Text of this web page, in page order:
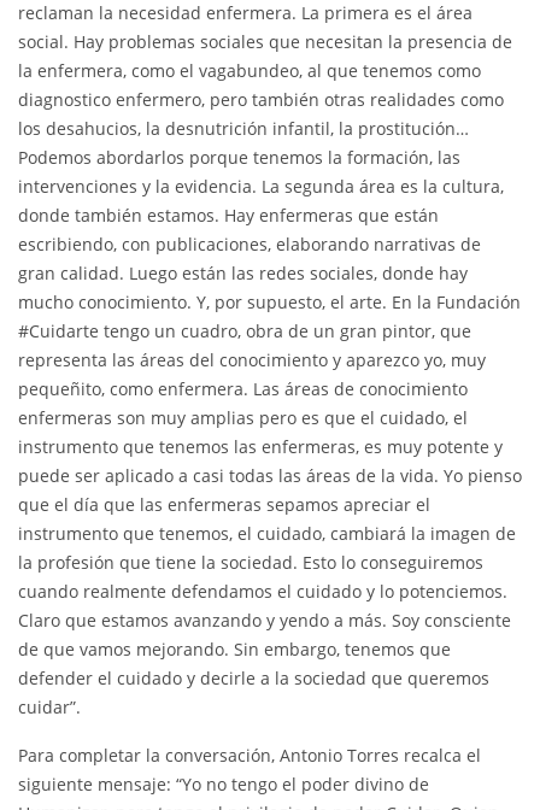
reclaman la necesidad enfermera. La primera es el área
social. Hay problemas sociales que necesitan la presencia de
la enfermera, como el vagabundeo, al que tenemos como
diagnostico enfermero, pero también otras realidades como
los desahucios, la desnutrición infantil, la prostitución…
Podemos abordarlos porque tenemos la formación, las
intervenciones y la evidencia. La segunda área es la cultura,
donde también estamos. Hay enfermeras que están
escribiendo, con publicaciones, elaborando narrativas de
gran calidad. Luego están las redes sociales, donde hay
mucho conocimiento. Y, por supuesto, el arte. En la Fundación
#Cuidarte tengo un cuadro, obra de un gran pintor, que
representa las áreas del conocimiento y aparezco yo, muy
pequeñito, como enfermera. Las áreas de conocimiento
enfermeras son muy amplias pero es que el cuidado, el
instrumento que tenemos las enfermeras, es muy potente y
puede ser aplicado a casi todas las áreas de la vida. Yo pienso
que el día que las enfermeras sepamos apreciar el
instrumento que tenemos, el cuidado, cambiará la imagen de
la profesión que tiene la sociedad. Esto lo conseguiremos
cuando realmente defendamos el cuidado y lo potenciemos.
Claro que estamos avanzando y yendo a más. Soy consciente
de que vamos mejorando. Sin embargo, tenemos que
defender el cuidado y decirle a la sociedad que queremos
cuidar”.
Para completar la conversación, Antonio Torres recalca el
siguiente mensaje: “Yo no tengo el poder divino de